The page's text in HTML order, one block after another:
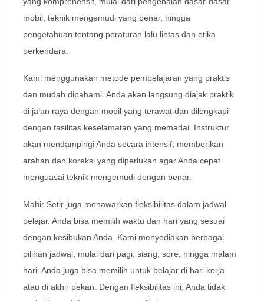
mobil, teknik mengemudi yang benar, hingga
pengetahuan tentang peraturan lalu lintas dan etika
berkendara.
Kami menggunakan metode pembelajaran yang praktis
dan mudah dipahami. Anda akan langsung diajak praktik
di jalan raya dengan mobil yang terawat dan dilengkapi
dengan fasilitas keselamatan yang memadai. Instruktur
akan mendampingi Anda secara intensif, memberikan
arahan dan koreksi yang diperlukan agar Anda cepat
menguasai teknik mengemudi dengan benar.
Mahir Setir juga menawarkan fleksibilitas dalam jadwal
belajar. Anda bisa memilih waktu dan hari yang sesuai
dengan kesibukan Anda. Kami menyediakan berbagai
pilihan jadwal, mulai dari pagi, siang, sore, hingga malam
hari. Anda juga bisa memilih untuk belajar di hari kerja
atau di akhir pekan. Dengan fleksibilitas ini, Anda tidak